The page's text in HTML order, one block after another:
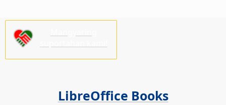
LibreOffice Books